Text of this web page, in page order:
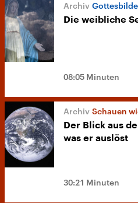
Die weibliche
08:05 Minuten
Schauen
Der Blick aus
was er auslöst
30:21 Minuten